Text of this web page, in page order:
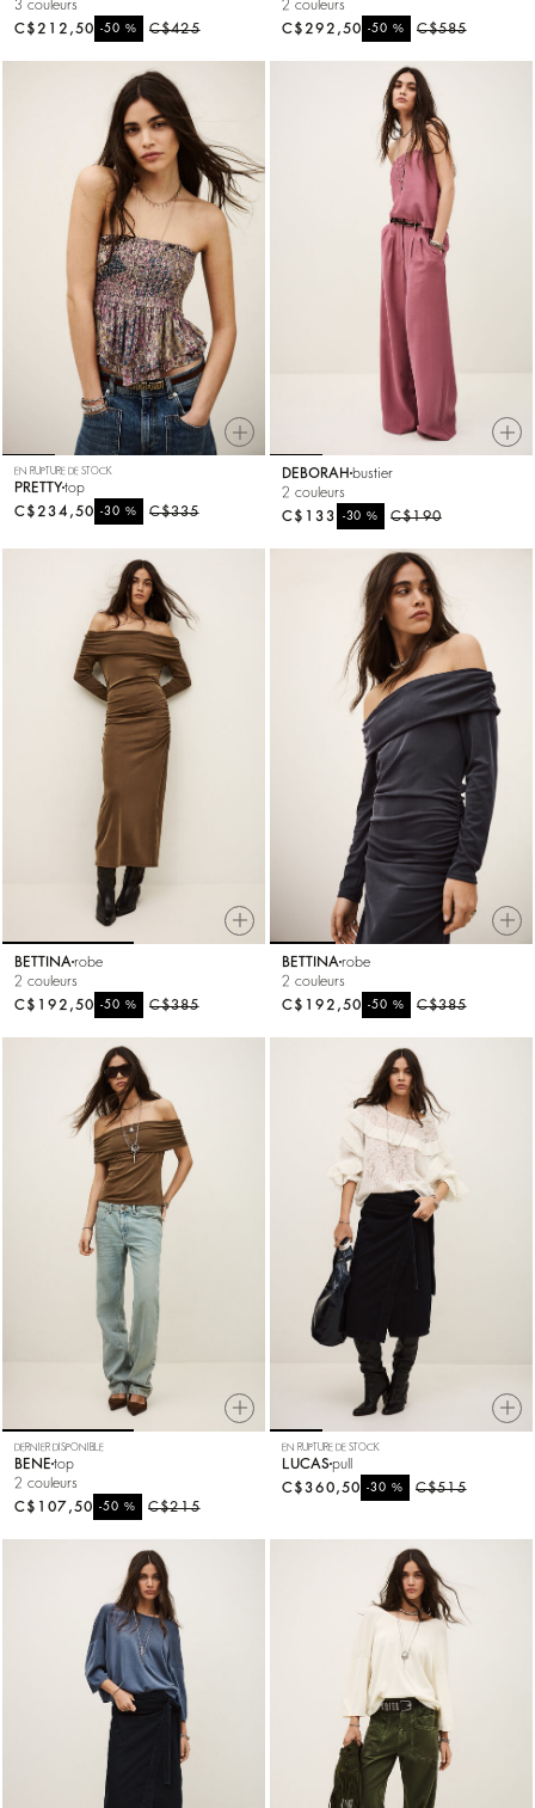
3 couleurs
C$425
-50%
C$212,50
2 couleurs
C$585
-50%
C$292,50
EN RUPTURE DE STOCK
PRETTYtop
C$335
-30%
C$234,50
DEBORAH bustier
2 couleurs
C$190
-30%
C$133
BETTINA robe
2 couleurs
C$385
-50%
C$192,50
BETTINA robe
2 couleurs
C$385
-50%
C$192,50
DERNIER DISPONIBLE
BENE top
2 couleurs
C$215
-50%
C$107,50
EN RUPTURE DE STOCK
LUCASpull
C$515
-30%
C$360,50